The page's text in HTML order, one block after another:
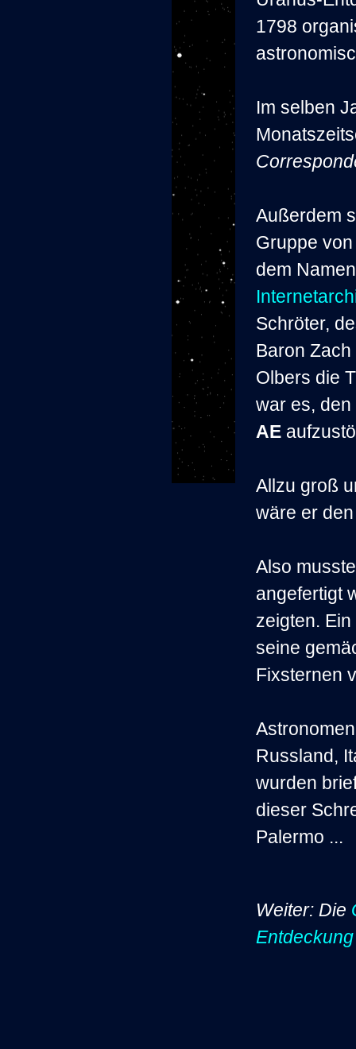
1798
Im selben
Außerdem
Gruppe
dem
Schröter,
Baron
Olbers die
war es,
AE
Allzu groß
wäre er
Also
angefertigt
zeigten.
seine
Fixsternen
Russland,
wurden
dieser
Palermo ...
Weiter: Die
Entdeckung